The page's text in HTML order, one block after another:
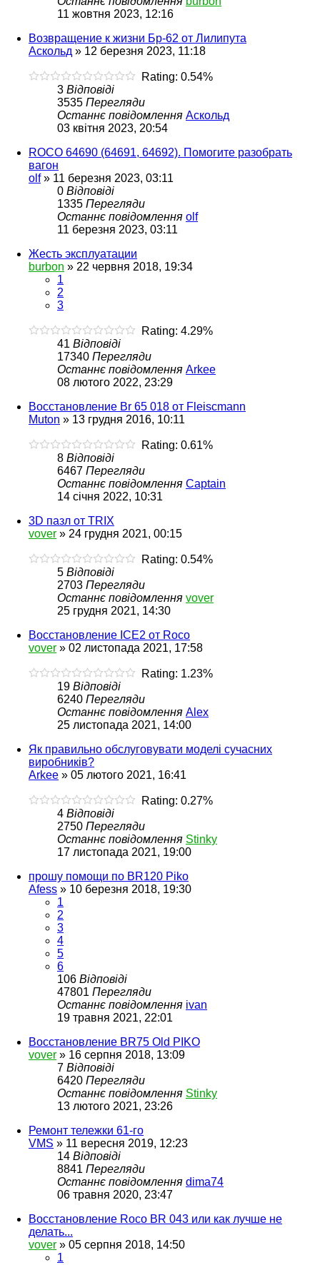
11 жовтня 2023, 12:16
Возвращение к жизни Бр-62 от Лилипута
Аскольд » 12 березня 2023, 11:18
Rating: 0.54%
3 Відповіді
3535 Перегляди
Останнє повідомлення Аскольд
03 квітня 2023, 20:54
ROCO 64690 (64691, 64692). Помогите разобрать
вагон
olf» 11 березня 2023, 03:11
0 Відповіді
1335 Перегляди
Останнє повідомлення olf
11 березня 2023, 03:11
Жесть эксплуатации
burbon » 22 червня 2018, 19:34
1
2
3
Rating: 4.29%
41 Відповіді
17340 Перегляди
Останнє повідомлення Arkee
08 лютого 2022, 23:29
Восстановление Br 65 018 от Fleiscmann
Muton » 13 грудня 2016, 10:11
Rating: 0.61%
8 Відповіді
6467 Перегляди
Останнє повідомлення Captain
14 січня 2022, 10:31
3D пазл от TRIX
vover » 24 грудня 2021, 00:15
Rating: 0.54%
5 Відповіді
2703 Перегляди
Останнє повідомлення vover
25 грудня 2021, 14:30
Восстановление ICE2 от Roco
vover » 02 листопада 2021, 17:58
Rating: 1.23%
19 Відповіді
6240 Перегляди
Останнє повідомлення Alex
25 листопада 2021, 14:00
Як правильно обслуговувати моделі сучасних
виробників?
Arkee » 05 лютого 2021, 16:41
Rating: 0.27%
4 Відповіді
2750 Перегляди
Останнє повідомлення Stinky
17 листопада 2021, 19:00
прошу помощи по BR120 Piko
Afess » 10 березня 2018, 19:30
1
2
3
4
5
6
106 Відповіді
47801 Перегляди
Останнє повідомлення ivan
19 травня 2021, 22:01
Восстановление BR75 Old PIKO
vover » 16 серпня 2018, 13:09
7 Відповіді
6420 Перегляди
Останнє повідомлення Stinky
13 лютого 2021, 23:26
Ремонт тележки 61-го
VMS » 11 вересня 2019, 12:23
14 Відповіді
8841 Перегляди
Останнє повідомлення dima74
06 травня 2020, 23:47
Восстановление Roco BR 043 или как лучше не
делать...
vover » 05 серпня 2018, 14:50
1